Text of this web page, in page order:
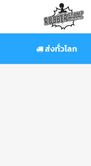
content
ส่งทั่วโลก